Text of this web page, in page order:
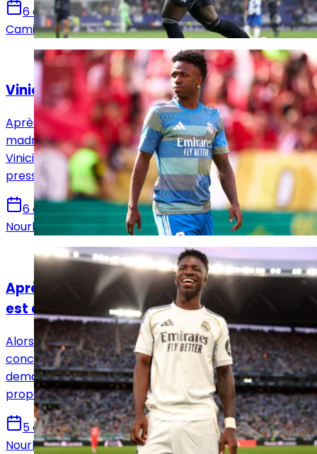
6 août 2026
Camille Santos
Actualités
Vinicius Jr se rapproche d'une prolongation
Après une réunion jugée très positive, le club
madrilène attend désormais une réponse définitive de
Vinicius Jr, tandis qu’Arsenal continue de mettre une
pression financière considérable.
6 août 2026
Nourhane Haroui
Actualités
Après l'ultime offre du Real Madrid, la balle
est dans le camp de Vinicius Jr
Alors qu'Arsenal affiche un intérêt de plus en plus
concret pour Vinicius Jr, le Real Madrid aurait
demandé une réponse définitive au Brésilien en lui
proposant une dernière offre.
5 août 2026
Nourhane Haroui